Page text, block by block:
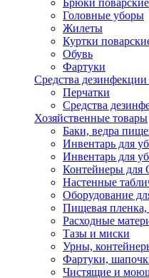
Брюки поварские
Головные уборы
Жилеты
Куртки
Обувь
Фартуки
Средства
Перчатки
Средства
Хозяйственные товары
Баки, ведра
Инвентарь для
Инвентарь для
Контейнеры для
Настенные
Оборудование
Пищевая пленка,
Расходные
Тазы и миски
Урны,
Фартуки,
Чистящие и